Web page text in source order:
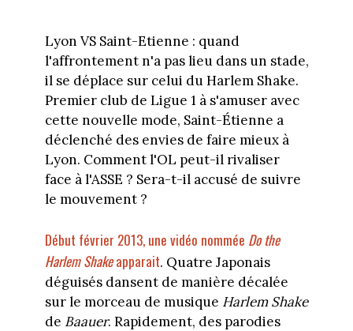
Lyon VS Saint-Etienne : quand
l'affrontement n'a pas lieu dans un stade,
il se déplace sur celui du Harlem Shake.
Premier club de Ligue 1 à s'amuser avec
cette nouvelle mode, Saint-Étienne a
déclenché des envies de faire mieux à
Lyon. Comment l'OL peut-il rivaliser
face à l'ASSE ? Sera-t-il accusé de suivre
le mouvement ?
Début février 2013, une vidéo nommée Do the
Harlem Shakeapparait. Quatre Japonais
déguisés dansent de manière décalée
sur le morceau de musique Harlem Shake
de Baauer. Rapidement, des parodies